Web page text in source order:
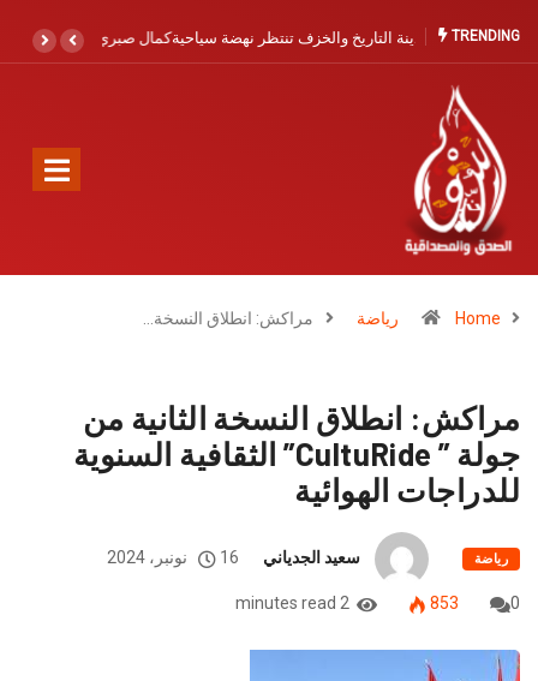
TRENDING
نهضة سياحية كمال صبري يجدد الدعوة لتعزيز الإنقاذ البحري
Home رياضة مراكش: انطلاق النسخة…
مراكش: انطلاق النسخة الثانية من
جولة ” CultuRide” الثقافية السنوية
للدراجات الهوائية
رياضة سعيد الجدياني 16 نونبر، 2024
0
853
2 minutes read